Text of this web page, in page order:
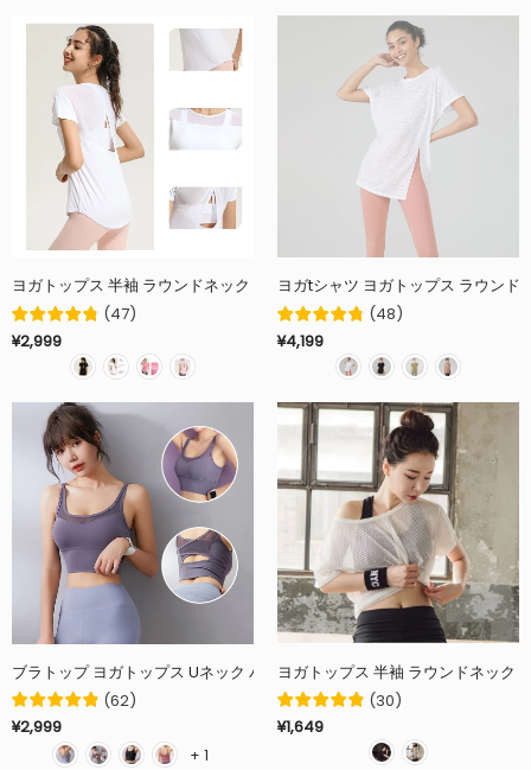
(47)
¥2,999
(48)
¥4,199
ブラトップ ヨガトップス Uネック パッド 全5色 ダブル肩紐 チュール 通
(62)
¥2,999
+ 1
(30)
¥1,649